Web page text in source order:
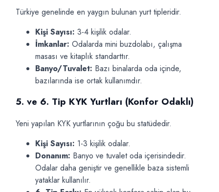
Türkiye genelinde en yaygın bulunan yurt tipleridir.
Kişi Sayısı: 3-4 kişilik odalar.
İmkanlar: Odalarda mini buzdolabı, çalışma
masası ve kitaplık standarttır.
Banyo/Tuvalet: Bazı binalarda oda içinde,
bazılarında ise ortak kullanımdır.
5. ve 6. Tip KYK Yurtları (Konfor Odaklı)
Yeni yapılan KYK yurtlarının çoğu bu statüdedir.
Kişi Sayısı: 1-3 kişilik odalar.
Donanım: Banyo ve tuvalet oda içerisindedir.
Odalar daha geniştir ve genellikle baza sistemli
yataklar kullanılır.